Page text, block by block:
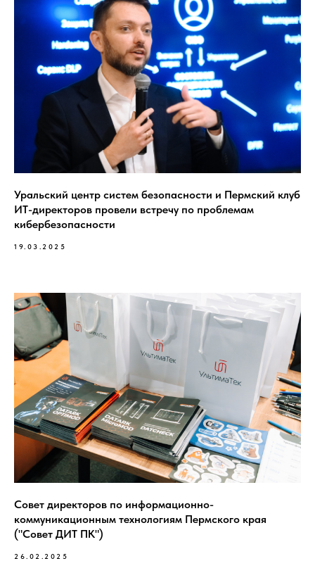
Уральский центр систем безопасности и Пермский клуб
ИТ-директоров провели встречу по проблемам
кибербезопасности
19.03.2025
Совет директоров по информационно-
коммуникационным технологиям Пермского края
("Совет ДИТ ПК")
26.02.2025